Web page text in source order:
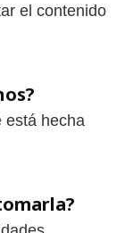
el contenido
está hecha